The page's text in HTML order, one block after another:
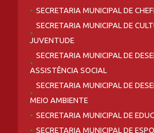
SECRETARIA MUNICIPAL DE
SECRETARIA MUNICIPAL DE
JUVENTUDE
SECRETARIA MUNICIPAL DE
ASSISTÊNCIA SOCIAL
SECRETARIA MUNICIPAL DE
MEIO AMBIENTE
SECRETARIA MUNICIPAL DE
SECRETARIA MUNICIPAL DE